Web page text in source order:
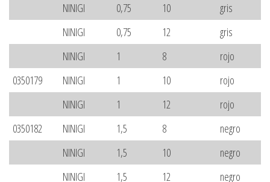
NINIGI
0,75 10
gris
NINIGI
0,75 12
gris
NINIGI
1 8
rojo
0350179
NINIGI 1 10
rojo
NINIGI
1 12
rojo
0350182
NINIGI 1,5 8
negro
NINIGI
1,5 10
negro
NINIGI
1,5 12 negro